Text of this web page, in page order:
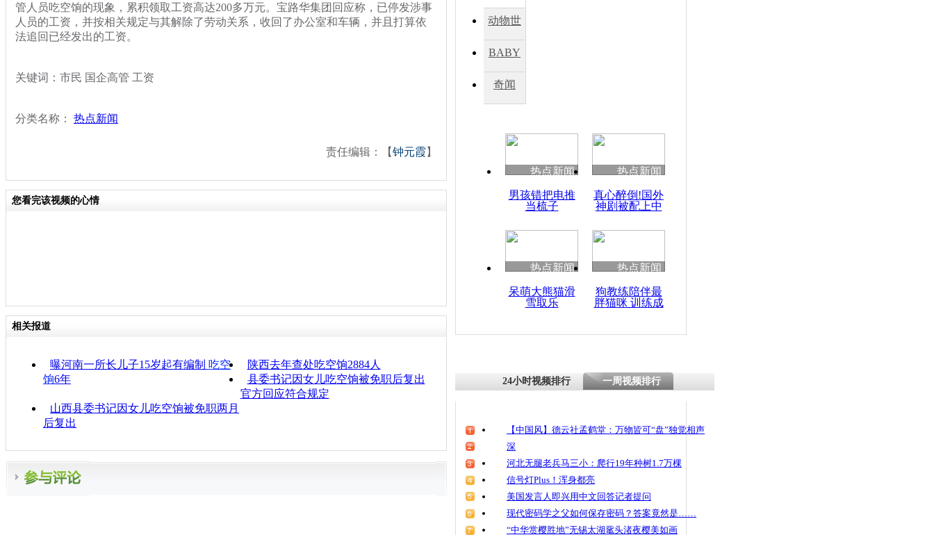
管人员吃空饷的现象，累积领取工资高达200多万元。宝路华集团回应称，已停发涉事
人员的工资，并按相关规定与其解除了劳动关系，收回了办公室和车辆，并且打算依
法追回已经发出的工资。
关键词：市民 国企高管 工资
分类名称： 热点新闻
责任编辑：【钟元霞 】
您看完该视频的心情
相关报道
曝河南一所长儿子15岁起有编制 吃空
饷6年
陕西去年查处吃空饷2884人
县委书记因女儿吃空饷被免职后复出
官方回应符合规定
山西县委书记因女儿吃空饷被免职两月
后复出
动物世
BABY
秀
奇闻
热点新闻
男孩错把电推
当梳子
热点新闻
真心醉倒!国外
神剧被配上中
热点新闻
呆萌大熊猫滑
雪取乐
热点新闻
狗教练陪伴最
胖猫咪 训练成
24小时视频排行 一周视频排行
【中国风】德云社孟鹤堂：万物皆可“盘”独觉相声
深
河北无腿老兵马三小：爬行19年种树1.7万棵
信号灯Plus！浑身都亮
美国发言人即兴用中文回答记者提问
现代密码学之父如何保存密码？答案竟然是……
“中华赏樱胜地”无锡太湖鼋头渚夜樱美如画